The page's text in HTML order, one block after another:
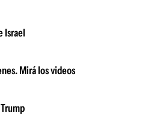
Israel
Mirá los videos